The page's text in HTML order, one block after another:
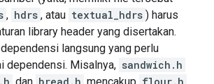
, hdrs , atau textual_hdrs ) harus
library header yang disertakan.
langsung yang perlu
dependensi. Misalnya, sandwich.h